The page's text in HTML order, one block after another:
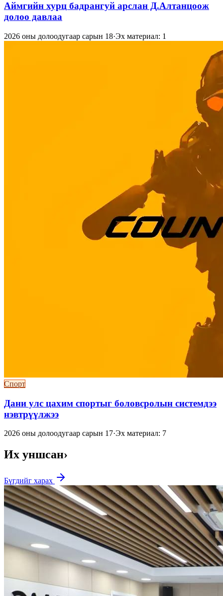
Аймгийн хурц бадрангуй арслан Д.Алтанцоож
долоо давлаа
2026 оны долоодугаар сарын 18·Эх материал: 1
Спорт
Дани улс цахим спортыг боловсролын системдээ
нэвтрүүлжээ
2026 оны долоодугаар сарын 17·Эх материал: 7
Их уншсан›
Бүгдийг харах